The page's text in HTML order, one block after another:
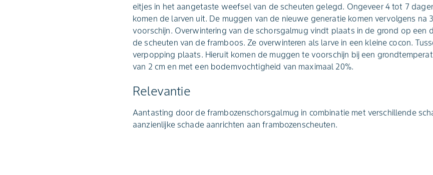
eitjes in het aangetaste weefsel van de scheuten gelegd. Ongeveer 4 tot 7
komen de larven uit. De muggen van de nieuwe generatie komen vervolgens na
voorschijn. Overwintering van de schorsgalmug vindt plaats in de grond op een
de scheuten van de framboos. Ze overwinteren als larve in een kleine cocon.
verpopping plaats. Hieruit komen de muggen te voorschijn bij een
van 2 cm en met een bodemvochtigheid van maximaal 20%.
Relevantie
Aantasting door de frambozenschorsgalmug in combinatie met verschillende
aanzienlijke schade aanrichten aan frambozenscheuten.